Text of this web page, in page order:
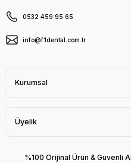
0532 459 95 65
info@f1dental.com.tr
Kurumsal
Üyelik
%100 Orijinal Ürün & Güvenli